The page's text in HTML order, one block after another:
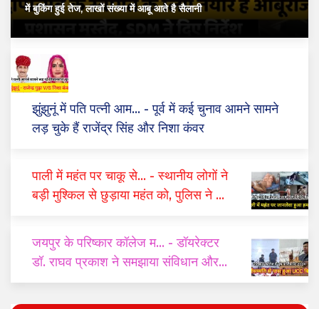
में बुकिंग हुई तेज, लाखों संख्या में आबू आते है सैलानी
झुंझुनूं में पति पत्नी आम... - पूर्व में कई चुनाव आमने सामने
लड़ चुके हैं राजेंद्र सिंह और निशा कंवर
पाली में महंत पर चाकू से... - स्थानीय लोगों ने
बड़ी मुश्किल से छुड़ाया महंत को, पुलिस ने दो
जयपुर के परिष्कार कॉलेज म... - डॉयरेक्टर
डॉ. राघव प्रकाश ने समझाया संविधान और
यूसीसी का महत्व